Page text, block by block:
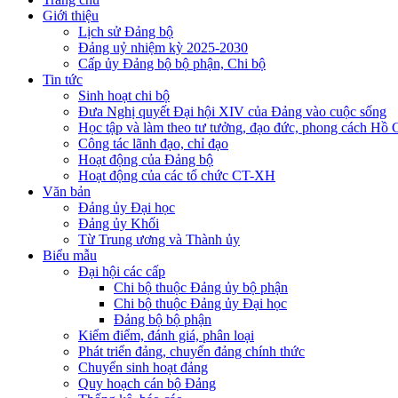
Giới thiệu
Lịch sử Đảng bộ
Đảng uỷ nhiệm kỳ 2025-2030
Cấp ủy Đảng bộ bộ phận, Chi bộ
Tin tức
Sinh hoạt chi bộ
Đưa Nghị quyết Đại hội XIV của Đảng vào cuộc sống
Học tập và làm theo tư tưởng, đạo đức, phong cách Hồ
Công tác lãnh đạo, chỉ đạo
Hoạt động của Đảng bộ
Hoạt động của các tổ chức CT-XH
Văn bản
Đảng ủy Đại học
Đảng ủy Khối
Từ Trung ương và Thành ủy
Biểu mẫu
Đại hội các cấp
Chi bộ thuộc Đảng ủy bộ phận
Chi bộ thuộc Đảng ủy Đại học
Đảng bộ bộ phận
Kiểm điểm, đánh giá, phân loại
Phát triển đảng, chuyển đảng chính thức
Chuyển sinh hoạt đảng
Quy hoạch cán bộ Đảng